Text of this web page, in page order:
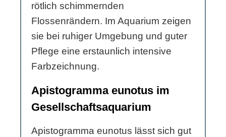
rötlich schimmernden
Flossenrändern. Im Aquarium zeigen
sie bei ruhiger Umgebung und guter
Pflege eine erstaunlich intensive
Farbzeichnung.
Apistogramma eunotus im
Gesellschaftsaquarium
Apistogramma eunotus lässt sich gut